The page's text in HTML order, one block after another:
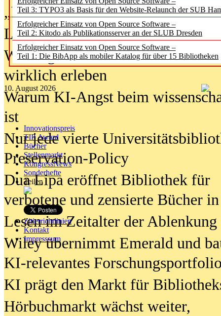
Teil 3: TYPO3 als Basis für den Website-Relaunch der SUB
Erfolgreicher Einsatz von Open Source Software –
Teil 2: Kitodo als Publikationsserver an der SLUB Dresden
Erfolgreicher Einsatz von Open Source Software –
Teil 1: Die BibApp als mobiler Katalog für über 15 Bibliotheken
10. August 2026
Innovationspreis
TIP Award
Bücher
Stellenmarkt
KongressNews
Sonderhefte
Teilen
Zitierrichtlinien
Kontakt
Impresssum
„Library of Things“ unterwegs
Lesen als Infrastrukturaufgabe
Wie Jugendliche Social Media
wirklich erleben
Warum KI-Angst beim
ist
Nur jede vierte
Preservation-Policy
Dua Lipa eröffnet Bibliothek für
verbotene und zensierte Bücher
Lesen im Zeitalter der Ablenkung
Wiley übernimmt Emerald und
KI-relevantes
KI prägt den Markt für
Hörbuchmarkt wächst weiter,